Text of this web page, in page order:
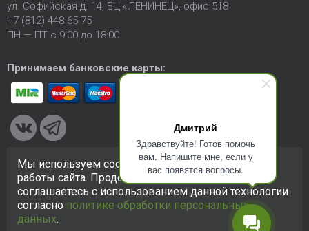
Дмитрий
Здравствуйте! Готов помочь
вам. Напишите мне, если у
вас появятся вопросы.
ул. Софийская д. 14, БЦ «ЛЕНИНЕЦ», офис 518
+7 (812) 448-65-75
ПН — ПТ с 9:00 до 18:00
Принимаем банковские карты:
© 2005-2026 ООО «КСК». Сайт https://ksk24.ruсоздан
исключительно в информационных целях и любая информация
на сайте не является публичной офертой.Политика в
отношении персональных данных
Мы используем cookie-файлы для улучшения
работы сайта. Продолжая использовать сайт, вы
соглашаетесь с использованием данной технологии
согласно политике обработки персональных
данных.